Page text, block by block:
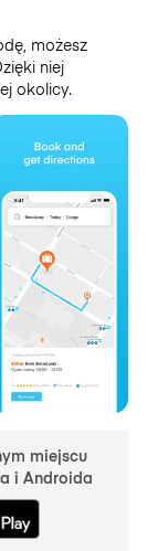
możesz
niej
okolicy.
miejscu
i Androida